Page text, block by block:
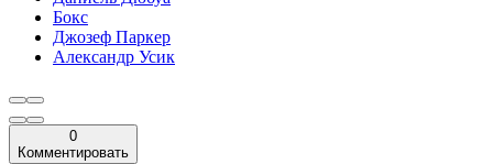
Бокс
Джозеф Паркер
Александр Усик
0
Комментировать